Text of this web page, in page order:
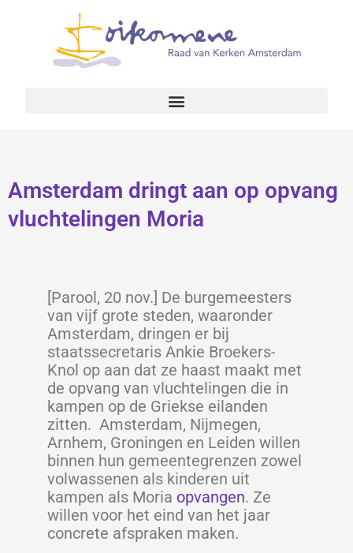
Amsterdam dringt aan op opvang
vluchtelingen Moria
[Parool, 20 nov.] De burgemeesters
van vijf grote steden, waaronder
Amsterdam, dringen er bij
staatssecretaris Ankie Broekers-
Knol op aan dat ze haast maakt met
de opvang van vluchtelingen die in
kampen op de Griekse eilanden
zitten. Amsterdam, Nijmegen,
Arnhem, Groningen en Leiden willen
binnen hun gemeentegrenzen zowel
volwassenen als kinderen uit
kampen als Moria opvangen. Ze
willen voor het eind van het jaar
concrete afspraken maken.